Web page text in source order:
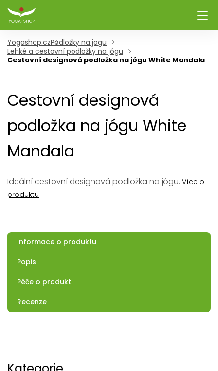
Yogashop.czPodložky na jogu
Lehké a cestovní podložky na jógu
Cestovní designová podložka na jógu White Mandala
Cestovní designová
podložka na jógu White
Mandala
Ideální cestovní designová podložka na jógu. Více o
produktu
Informace o produktu
Popis
Péče o produkt
Recenze